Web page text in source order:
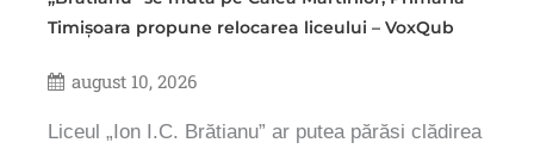
Timișoara propune relocarea liceului – VoxQub
august 10, 2026
Liceul „Ion I.C. Brătianu” ar putea părăsi clădirea